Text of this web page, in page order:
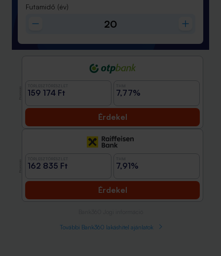
Futamidő (év)
159 174 Ft 7,77%
Érdekel
162 835 Ft 7,91%
Érdekel
További Bank360 lakáshitel ajánlatok